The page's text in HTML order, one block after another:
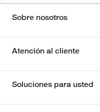
Sobre nosotros
Atención al cliente
Soluciones para usted